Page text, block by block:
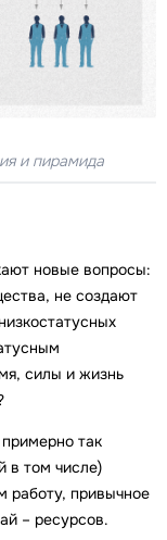
и пирамида
новые вопросы:
не создают
силы и жизнь
так
в том числе)
работу, привычное
– ресурсов.